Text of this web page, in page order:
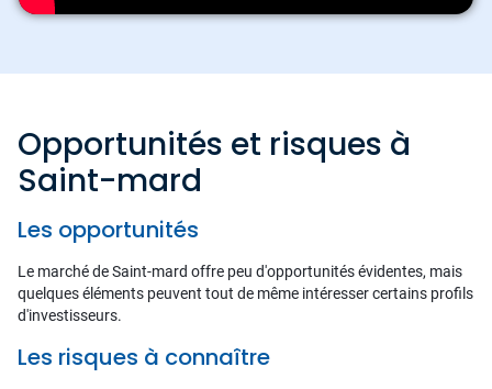
Opportunités et risques à
Saint-mard
Les opportunités
Le marché de Saint-mard offre peu d'opportunités évidentes, mais
quelques éléments peuvent tout de même intéresser certains profils
d'investisseurs.
Les risques à connaître